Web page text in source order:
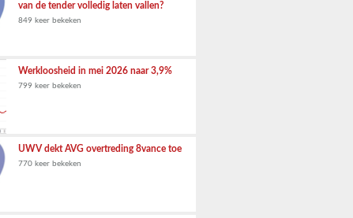
van de tender volledig laten vallen?
849 keer bekeken
Werkloosheid in mei 2026 naar 3,9%
799 keer bekeken
UWV dekt AVG overtreding 8vance toe
770 keer bekeken